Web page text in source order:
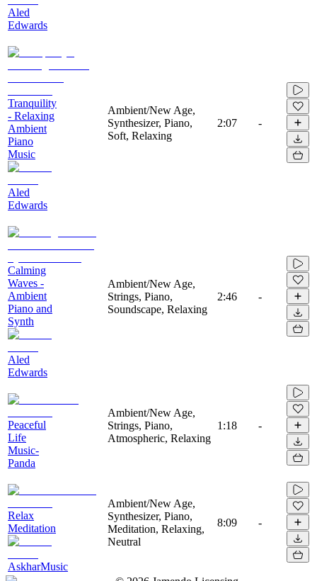
Aled
Edwards
Tranquility
- Relaxing
Ambient
Piano
Music
Aled
Edwards
Ambient/New Age,
Synthesizer, Piano,
Soft, Relaxing
2:07 -
Calming
Waves -
Ambient
Piano and
Synth
Aled
Edwards
Ambient/New Age,
Strings, Piano,
Soundscape, Relaxing
2:46 -
Peaceful
Life
Music-
Panda
Ambient/New Age,
Strings, Piano,
Atmospheric, Relaxing
1:18 -
Relax
Meditation
AskharMusic
Ambient/New Age,
Synthesizer, Piano,
Meditation, Relaxing,
Neutral
8:09 -